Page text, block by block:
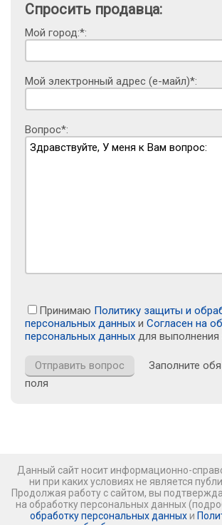
Спросить продавца:
Мой город:*:
Мой электронный адрес (е-майл)*:
Вопрос*:
Принимаю Политику защиты и
персональных данных и Согласен на
персональных данных для выполнения
Заполните
поля
Данный сайт носит информационно-
ни при каких условиях не является
Продолжая работу с сайтом, вы
на обработку персональных данных
обработку персональных данных и